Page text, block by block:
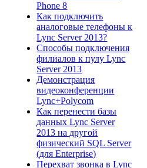
Phone 8
Как подключить
аналоговые телефоны к
Lync Server 2013?
Способы подключения
филиалов к пулу Lync
Server 2013
Демонстрация
видеоконференции
Lync+Polycom
Как перенести базы
данных Lync Server
2013 на другой
физический SQL Server
(для Enterprise)
Перехват звонка в Lync